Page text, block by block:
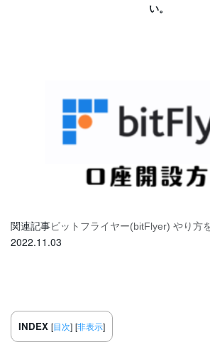
い。
関連記事ビットフライヤー(bitFlyer) やり方
2022.11.03
INDEX [目次] [非表示]